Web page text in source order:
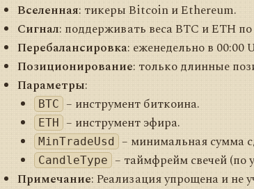
Вселенная: тикеры Bitcoin и Ethereum.
Сигнал: поддерживать веса BTC и ETH по
Перебалансировка: еженедельно в 00:00
Позиционирование: только длинные
Параметры:
BTC – инструмент биткоина.
ETH – инструмент эфира.
MinTradeUsd – минимальная сумма
CandleType – таймфрейм свечей (по
Примечание: Реализация упрощена и не